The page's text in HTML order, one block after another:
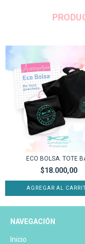
ECO BOLSA. TOTE
$18.000,00
NAVEGACIÓN
Inicio